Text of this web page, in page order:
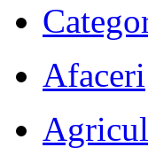
Afaceri